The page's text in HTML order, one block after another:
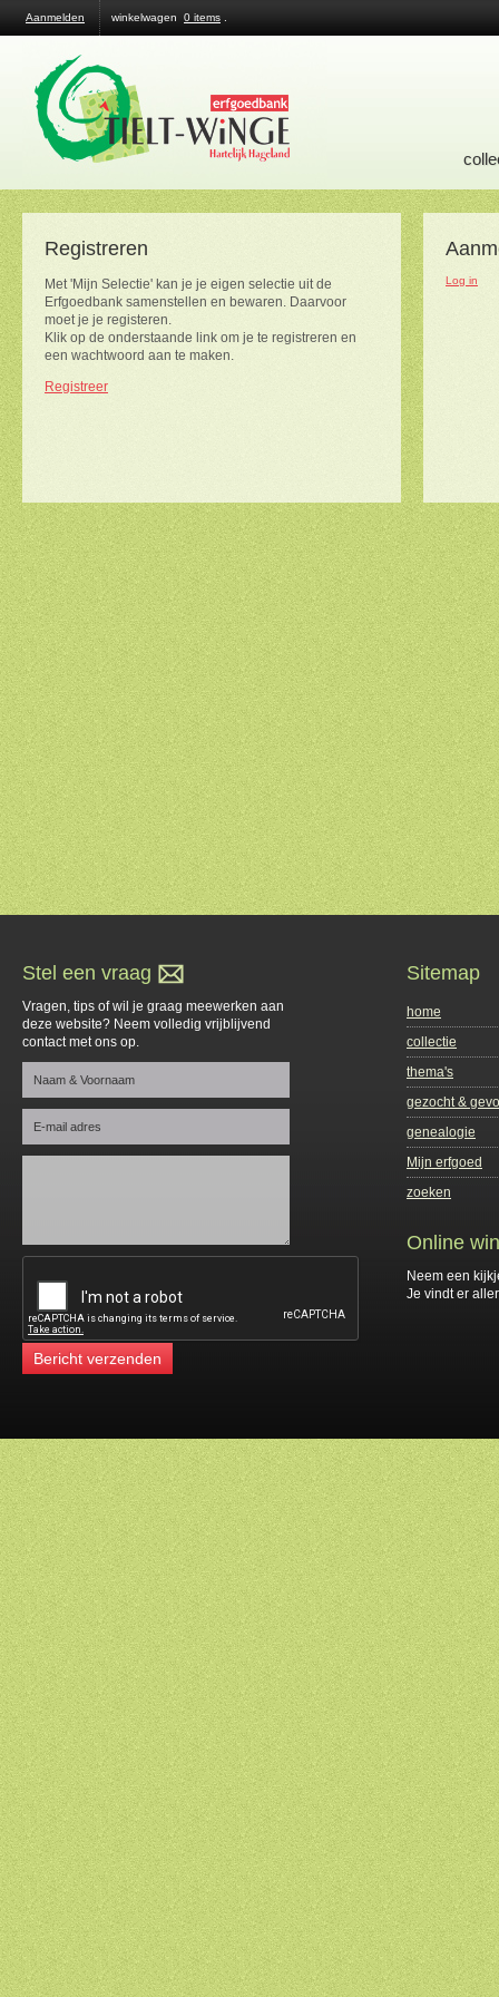
Aanmelden winkelwagen 0 items
Registreren
Met 'Mijn Selectie' kan je je eigen selectie uit de
Erfgoedbank samenstellen en bewaren. Daarvoor
moet je je registeren.
Klik op de onderstaande link om je te registreren en
een wachtwoord aan te maken.
Registreer
Log in
Stel een vraag
Vragen, tips of wil je graag meewerken aan
deze website? Neem volledig vrijblijvend
contact met ons op.
Sitemap
home
collectie
thema's
gezocht &
genealogie
Mijn erfgoed
zoeken
Online
Neem een
Je vindt er